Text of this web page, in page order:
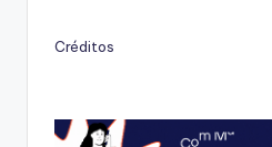
Créditos